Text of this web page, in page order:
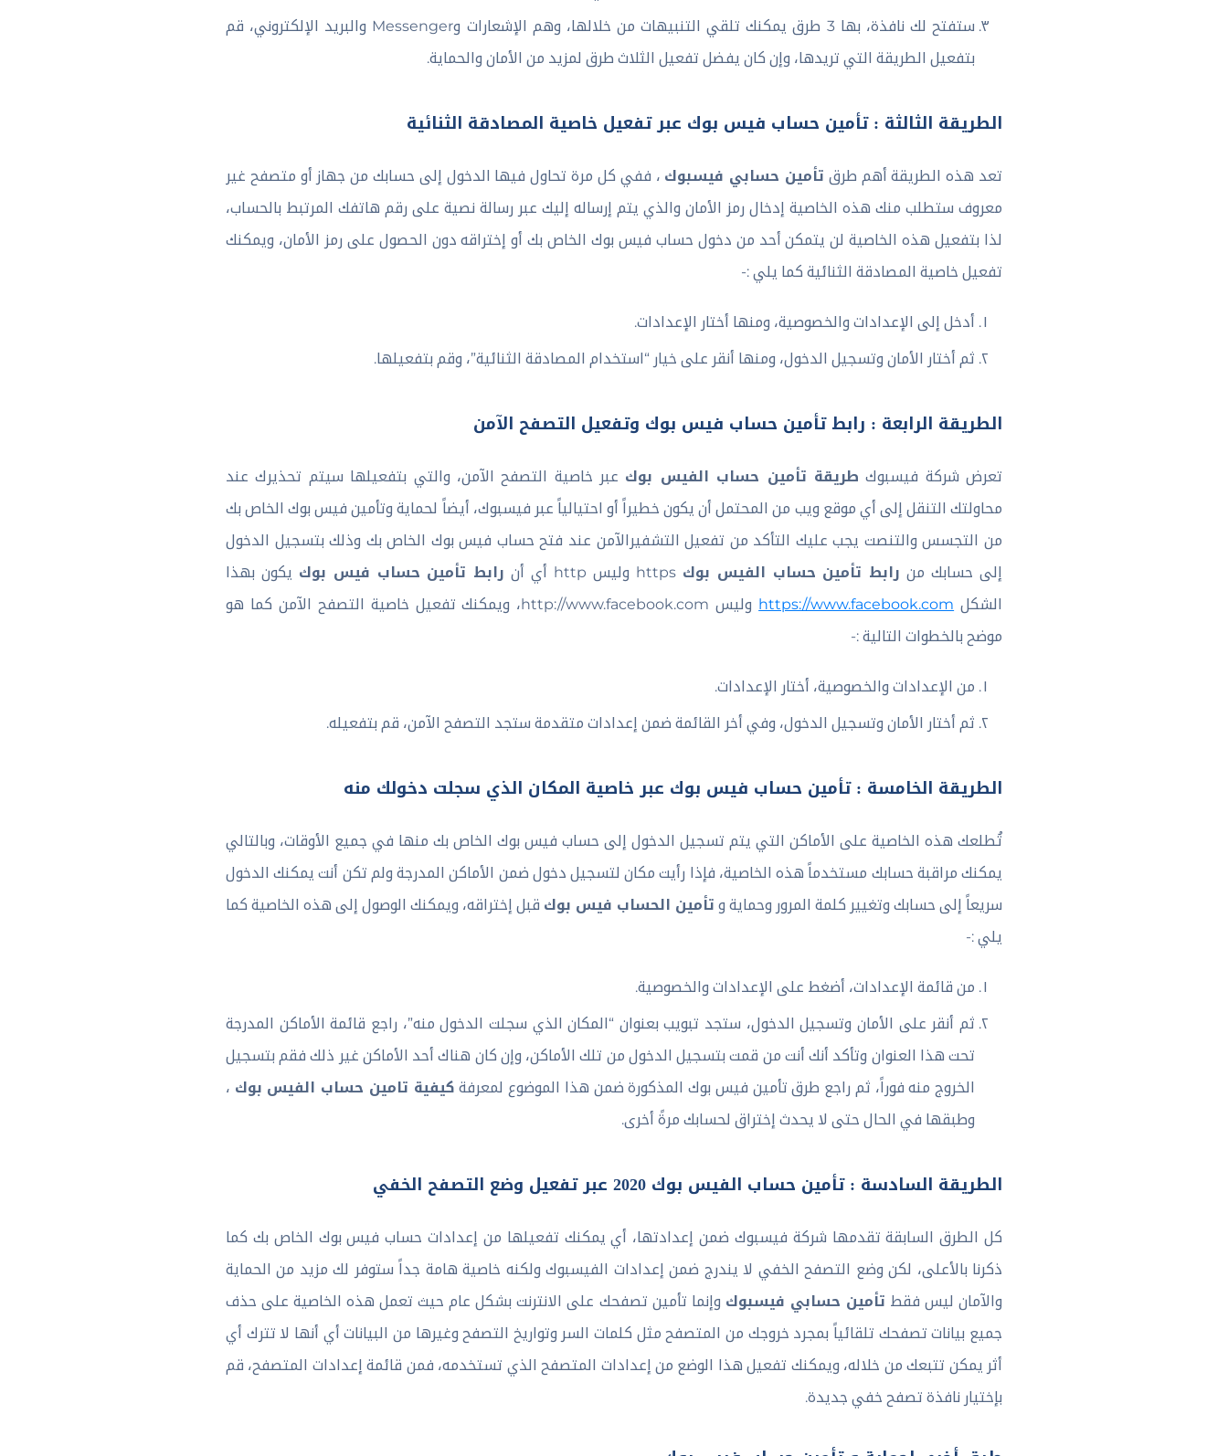
ستفتح لك نافذة، بها 3 طرق يمكنك تلقي التنبيهات من خلالها، وهم الإشعارات وMessenger والبريد الإلكتروني، قم
بتفعيل الطريقة التي تريدها، وإن كان يفضل تفعيل الثلاث طرق لمزيد من الأمان والحماية.
الطريقة الثالثة : تأمين حساب فيس بوك عبر تفعيل خاصية المصادقة الثنائية
تعد هذه الطريقة أهم طرق تأمين حسابي فيسبوك ، ففي كل مرة تحاول فيها الدخول إلى حسابك من جهاز أو متصفح غير
معروف ستطلب منك هذه الخاصية إدخال رمز الأمان والذي يتم إرساله إليك عبر رسالة نصية على رقم هاتفك المرتبط بالحساب،
لذا بتفعيل هذه الخاصية لن يتمكن أحد من دخول حساب فيس بوك الخاص بك أو إختراقه دون الحصول على رمز الأمان، ويمكنك
تفعيل خاصية المصادقة الثنائية كما يلي :-
أدخل إلى الإعدادات والخصوصية، ومنها أختار الإعدادات.
ثم أختار الأمان وتسجيل الدخول، ومنها أنقر على خيار “استخدام المصادقة الثنائية”، وقم بتفعيلها.
الطريقة الرابعة : رابط تأمين حساب فيس بوك وتفعيل التصفح الآمن
تعرض شركة فيسبوك طريقة تأمين حساب الفيس بوك عبر خاصية التصفح الآمن، والتي بتفعيلها سيتم تحذيرك عند
محاولتك التنقل إلى أي موقع ويب من المحتمل أن يكون خطيراً أو احتيالياً عبر فيسبوك، أيضاً لحماية وتأمين فيس بوك الخاص بك
من التجسس والتنصت يجب عليك التأكد من تفعيل التشفيرالآمن عند فتح حساب فيس بوك الخاص بك وذلك بتسجيل الدخول
إلى حسابك من رابط تأمين حساب الفيس بوك https وليس http أي أن رابط تأمين حساب فيس بوك يكون بهذا
الشكل https://www.facebook.com
وليس http://www.facebook.com، ويمكنك تفعيل خاصية التصفح الآمن كما هو
موضح بالخطوات التالية :-
من الإعدادات والخصوصية، أختار الإعدادات.
ثم أختار الأمان وتسجيل الدخول، وفي أخر القائمة ضمن إعدادات متقدمة ستجد التصفح الآمن، قم بتفعيله.
الطريقة الخامسة : تأمين حساب فيس بوك عبر خاصية المكان الذي سجلت دخولك منه
تُطلعك هذه الخاصية على الأماكن التي يتم تسجيل الدخول إلى حساب فيس بوك الخاص بك منها في جميع الأوقات، وبالتالي
يمكنك مراقبة حسابك مستخدماً هذه الخاصية، فإذا رأيت مكان لتسجيل دخول ضمن الأماكن المدرجة ولم تكن أنت يمكنك الدخول
سريعاً إلى حسابك وتغيير كلمة المرور وحماية و تأمين الحساب فيس بوك قبل إختراقه، ويمكنك الوصول إلى هذه الخاصية كما
يلي :-
من قائمة الإعدادات، أضغط على الإعدادات والخصوصية.
ثم أنقر على الأمان وتسجيل الدخول، ستجد تبويب بعنوان “المكان الذي سجلت الدخول منه”، راجع قائمة الأماكن المدرجة
تحت هذا العنوان وتأكد أنك أنت من قمت بتسجيل الدخول من تلك الأماكن، وإن كان هناك أحد الأماكن غير ذلك فقم بتسجيل
الخروج منه فوراً، ثم راجع طرق تأمين فيس بوك المذكورة ضمن هذا الموضوع لمعرفة كيفية تامين حساب الفيس بوك ،
وطبقها في الحال حتى لا يحدث إختراق لحسابك مرةً أخرى.
الطريقة السادسة : تأمين حساب الفيس بوك 2020 عبر تفعيل وضع التصفح الخفي
كل الطرق السابقة تقدمها شركة فيسبوك ضمن إعدادتها، أي يمكنك تفعيلها من إعدادات حساب فيس بوك الخاص بك كما
ذكرنا بالأعلى، لكن وضع التصفح الخفي لا يندرج ضمن إعدادات الفيسبوك ولكنه خاصية هامة جداً ستوفر لك مزيد من الحماية
والآمان ليس فقط تأمين حسابي فيسبوك وإنما تأمين تصفحك على الانترنت بشكل عام حيث تعمل هذه الخاصية على حذف
جميع بيانات تصفحك تلقائياً بمجرد خروجك من المتصفح مثل كلمات السر وتواريخ التصفح وغيرها من البيانات أي أنها لا تترك أي
أثر يمكن تتبعك من خلاله، ويمكنك تفعيل هذا الوضع من إعدادات المتصفح الذي تستخدمه، فمن قائمة إعدادات المتصفح، قم
بإختيار نافذة تصفح خفي جديدة.